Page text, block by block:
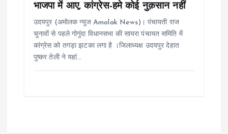
भाजपा में आए, कांग्रेस-हमे कोई नुक़सान नहीं
उदयपुर (अमोलक न्यूज Amolak News)। पंचायती राज
चुनावों से पहले गोगुंदा विधानसभा की सायरा पंचायत समिति में
कांग्रेस को तगड़ा झटका लगा है ।जिलाध्यक्ष उदयपुर देहात
पुष्कर तेली ने यहां…